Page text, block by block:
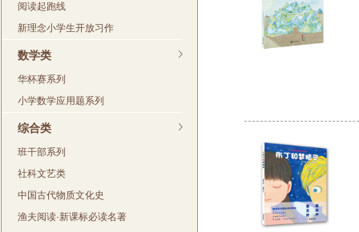
阅读起跑线
新理念小学生开放习作
数学类
华杯赛系列
小学数学应用题系列
综合类
班干部系列
社科文艺类
中国古代物质文化史
渔夫阅读·新课标必读名著